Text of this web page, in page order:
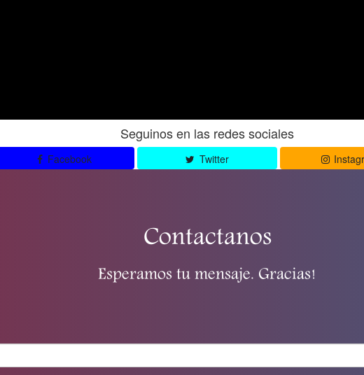
Seguinos en las redes sociales
Facebook Twitter
Contactanos
Esperamos tu mensaje. Gracias!